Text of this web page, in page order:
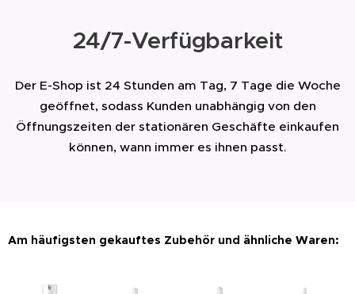
24/7-Verfügbarkeit
Der E-Shop ist 24 Stunden am Tag, 7 Tage die Woche
geöffnet, sodass Kunden unabhängig von den
Öffnungszeiten der stationären Geschäfte einkaufen
können, wann immer es ihnen passt.
Am häufigsten gekauftes Zubehör und ähnliche Waren: